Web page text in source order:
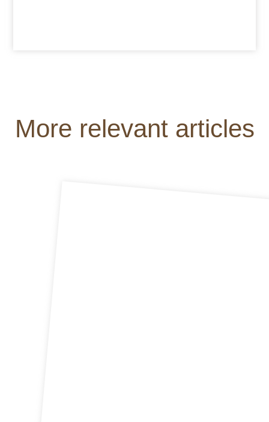
More relevant articles